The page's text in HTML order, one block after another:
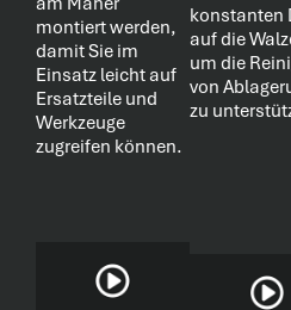
montiert werden,
damit Sie im
Einsatz leicht auf
Ersatzteile und
Werkzeuge
zugreifen können.
konstanten
auf die
um die
von
zu